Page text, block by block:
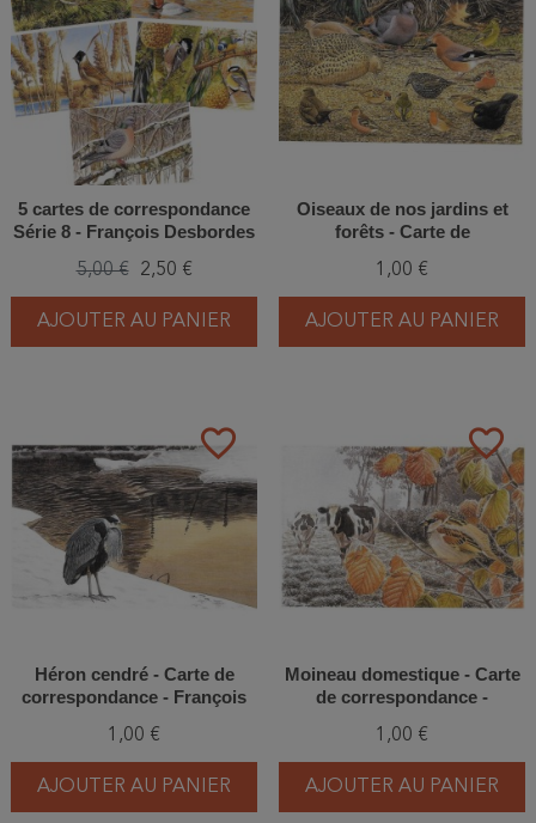
5 cartes de correspondance
Série 8 - François Desbordes
5,00 € 2,50 €
AJOUTER AU PANIER
Oiseaux de nos jardins et
forêts - Carte de
Desbordes
1,00 €
AJOUTER AU PANIER
favorite_border
Héron cendré - Carte de
correspondance - François
1,00 €
AJOUTER AU PANIER
favorite_border
Moineau domestique - Carte
de correspondance -
1,00 €
AJOUTER AU PANIER